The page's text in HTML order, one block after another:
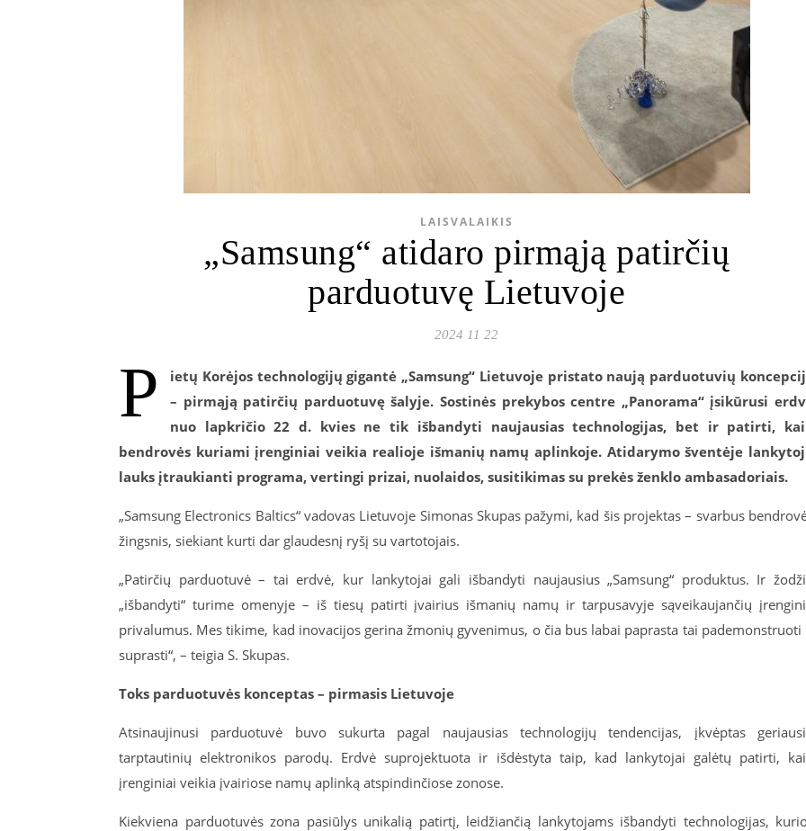
LAISVALAIKIS
„Samsung“ atidaro pirmąją patirčių
parduotuvę Lietuvoje
2024 11 22
P
ietų Korėjos technologijų gigantė „Samsung“ Lietuvoje pristato naują parduotuvių
– pirmąją patirčių parduotuvę šalyje. Sostinės prekybos centre „Panorama“ įsikūrusi
nuo lapkričio 22 d. kvies ne tik išbandyti naujausias technologijas, bet ir patirti,
bendrovės kuriami įrenginiai veikia realioje išmanių namų aplinkoje. Atidarymo šventėje
lauks įtraukianti programa, vertingi prizai, nuolaidos, susitikimas su prekės ženklo ambasadoriais.
„Samsung Electronics Baltics“ vadovas Lietuvoje Simonas Skupas pažymi, kad šis projektas – svarbus
žingsnis, siekiant kurti dar glaudesnį ryšį su vartotojais.
„Patirčių parduotuvė – tai erdvė, kur lankytojai gali išbandyti naujausius „Samsung“ produktus. Ir
„išbandyti“ turime omenyje – iš tiesų patirti įvairius išmanių namų ir tarpusavyje sąveikaujančių
privalumus. Mes tikime, kad inovacijos gerina žmonių gyvenimus, o čia bus labai paprasta tai pademonstruoti
suprasti“, – teigia S. Skupas.
Toks parduotuvės konceptas – pirmasis Lietuvoje
Atsinaujinusi parduotuvė buvo sukurta pagal naujausias technologijų tendencijas, įkvėptas
tarptautinių elektronikos parodų. Erdvė suprojektuota ir išdėstyta taip, kad lankytojai galėtų patirti,
įrenginiai veikia įvairiose namų aplinką atspindinčiose zonose.
Kiekviena parduotuvės zona pasiūlys unikalią patirtį, leidžiančią lankytojams išbandyti technologijas,